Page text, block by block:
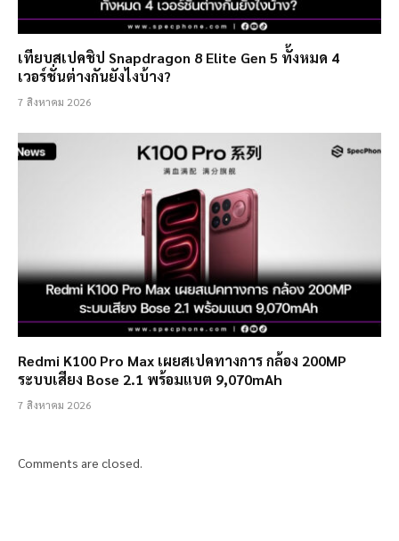
เทียบสเปคชิป Snapdragon 8 Elite Gen 5 ทั้งหมด 4
เวอร์ชั่นต่างกันยังไงบ้าง?
7 สิงหาคม 2026
Redmi K100 Pro Max เผยสเปคทางการ กล้อง 200MP
ระบบเสียง Bose 2.1 พร้อมแบต 9,070mAh
7 สิงหาคม 2026
Comments are closed.